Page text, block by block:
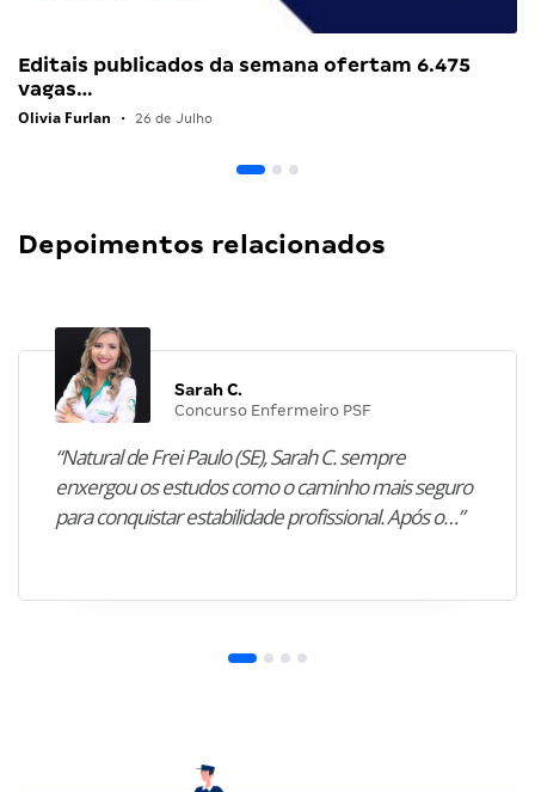
Editais publicados da semana ofertam 6.475
vagas…
Olivia Furlan • 26 de Julho
Depoimentos relacionados
Sarah C.
Concurso Enfermeiro PSF
“Natural de Frei Paulo (SE), Sarah C. sempre
enxergou os estudos como o caminho mais seguro
para conquistar estabilidade profissional. Após o…”